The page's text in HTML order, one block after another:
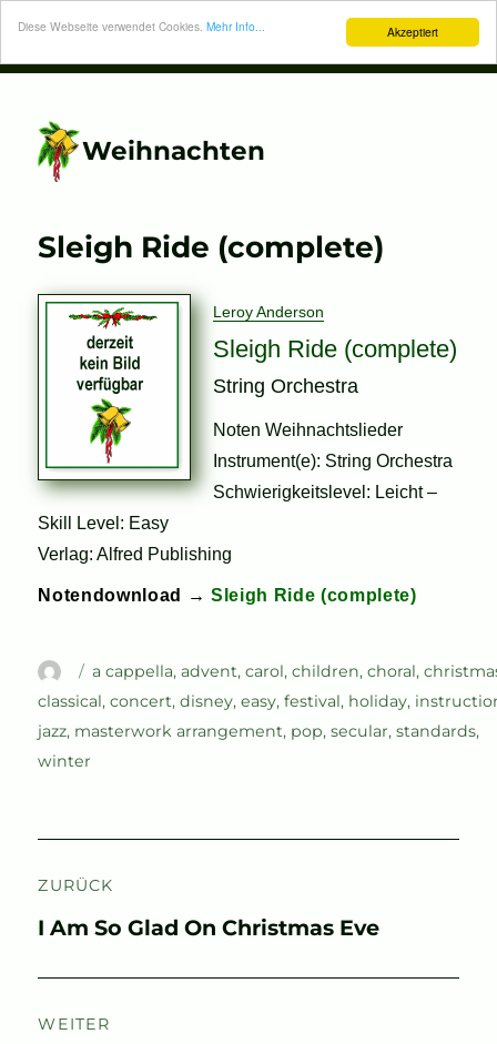
Akzeptiert
Diese Webseite verwendet Cookies. Mehr Info...
Weihnachten
Sleigh Ride (complete)
Leroy Anderson
Sleigh Ride (complete)
String Orchestra
Noten Weihnachtslieder
Instrument(e): String Orchestra
Schwierigkeitslevel: Leicht –
Skill Level: Easy
Verlag: Alfred Publishing
Notendownload →Sleigh Ride (complete)
Autor
Schlagwörter
a cappella,advent,carol,children,choral,
classical,concert,disney,easy,festival, holiday,
jazz, masterwork arrangement, pop,secular,standards,
winter
ZURÜCK
Vorheriger
I Am So Glad On Christmas Eve
WEITER